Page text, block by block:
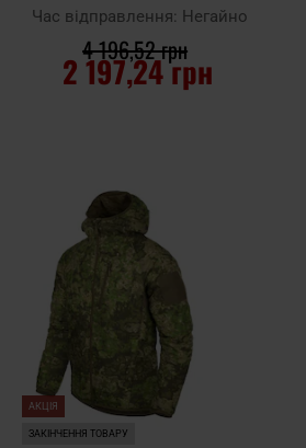
WildWood
Час відправлення: Негайно
2 197,24 грн
4 196,52 грн
порівняння
АКЦІЯ
ЗАКІНЧЕННЯ ТОВАРУ